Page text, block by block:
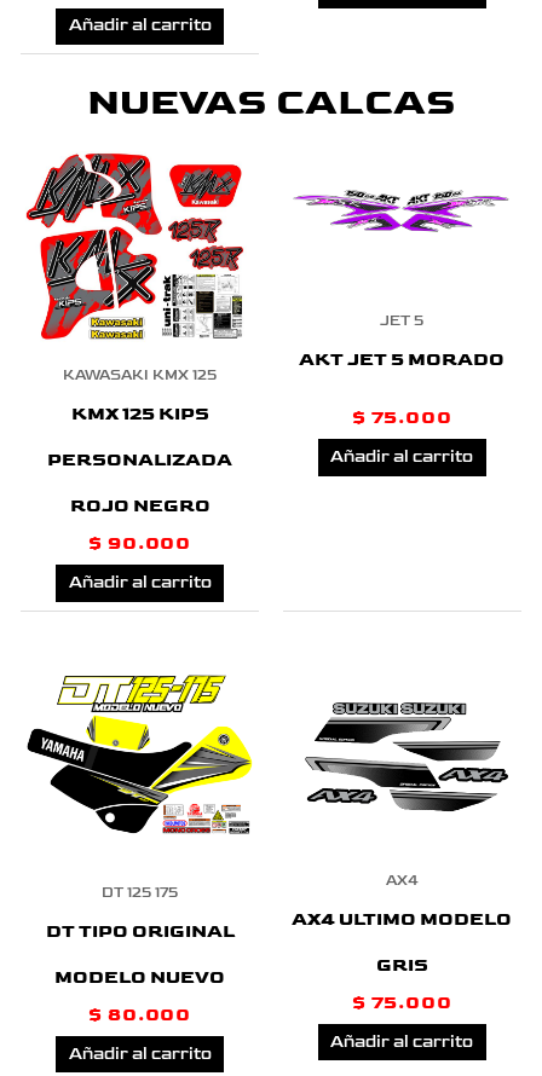
Añadir al carrito
NUEVAS CALCAS
KAWASAKI KMX 125
KMX 125 KIPS
PERSONALIZADA
ROJO NEGRO
$ 90.000
Añadir al carrito
JET 5
AKT JET 5 MORADO
$ 75.000
Añadir al carrito
DT 125 175
DT TIPO ORIGINAL
MODELO NUEVO
$ 80.000
Añadir al carrito
AX4
AX4 ULTIMO MODELO
GRIS
$ 75.000
Añadir al carrito